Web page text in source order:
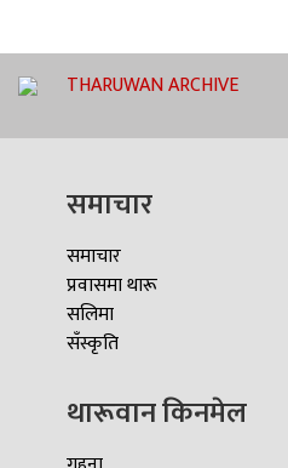
THARUWAN ARCHIVE
समाचार
समाचार
प्रवासमा थारू
सलिमा
सँस्कृति
थारूवान किनमेल